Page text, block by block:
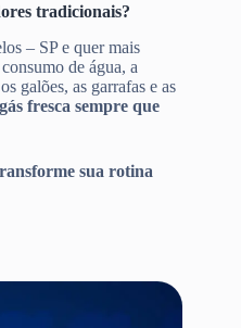
tradicionais?
– SP e quer mais
de água, a
galões, as garrafas e as
fresca sempre que
sua rotina